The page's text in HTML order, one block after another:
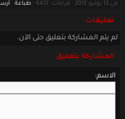
في 13 يوليو 2012 · قراءات: 6437 · طباعة
تعليقات
لم يتم المشاركة بتعليق حتى الآن.
المشاركة بتعليق
الاسم: